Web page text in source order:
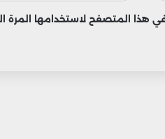
في هذا المتصفح لاستخدامها المرة